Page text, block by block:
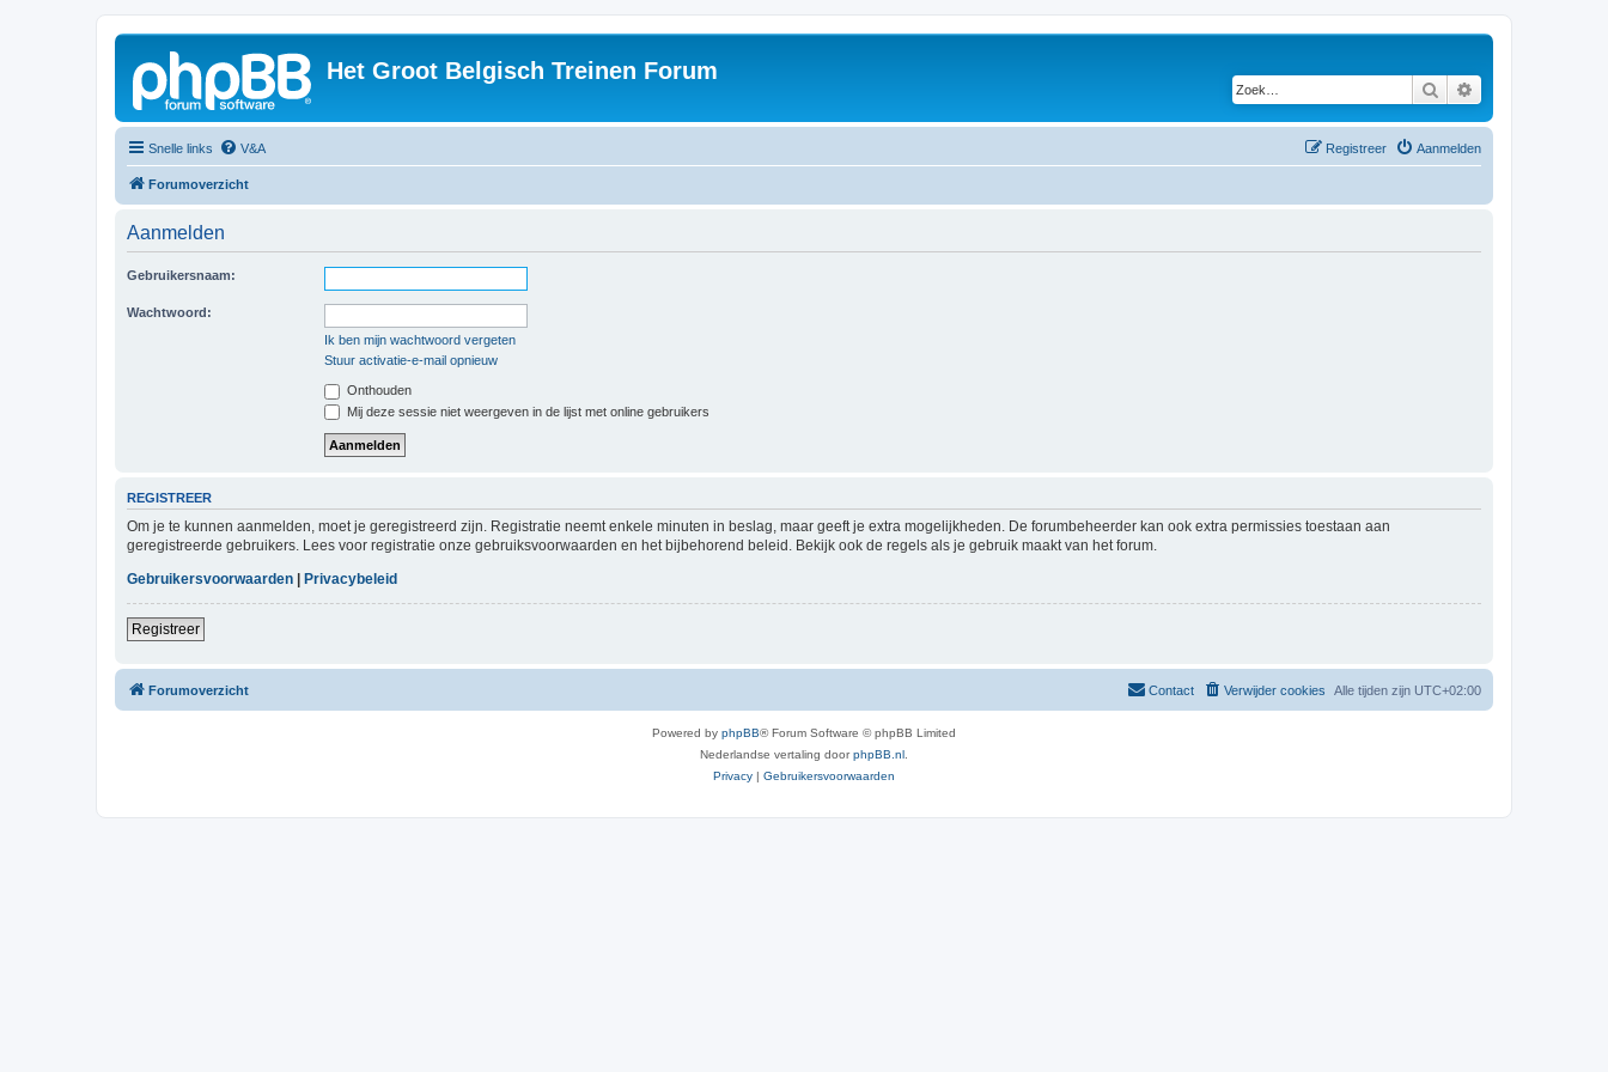
Het Groot Belgisch Treinen Forum
Zoek
Snelle links V&A Aanmelden
Registreer
Forumoverzicht
Aanmelden
Gebruikersnaam:
Wachtwoord:
Ik ben mijn wachtwoord vergeten
Stuur activatie-e-mail opnieuw
Onthouden
Mij deze sessie niet weergeven in de lijst met online gebruikers
REGISTREER
Om je te kunnen aanmelden, moet je geregistreerd zijn. Registratie neemt enkele minuten in beslag, maar geeft je extra mogelijkheden. De forumbeheerder kan ook extra permissies toestaan aan
geregistreerde gebruikers. Lees voor registratie onze gebruiksvoorwaarden en het bijbehorend beleid. Bekijk ook de regels als je gebruik maakt van het forum.
Gebruikersvoorwaarden | Privacybeleid
Registreer
Forumoverzicht Alle tijden zijn UTC+02:00
Verwijder cookies
Contact
Powered by phpBB® Forum Software © phpBB Limited
Nederlandse vertaling doorphpBB.nl
Privacy | Gebruikersvoorwaarden